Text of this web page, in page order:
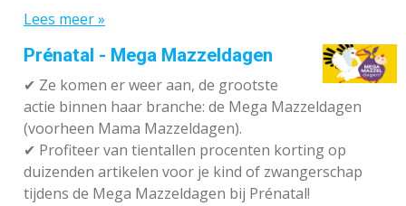
Lees meer »
Prénatal - Mega Mazzeldagen
✔ Ze komen er weer aan, de grootste
actie binnen haar branche: de Mega Mazzeldagen
(voorheen Mama Mazzeldagen).
✔ Profiteer van tientallen procenten korting op
duizenden artikelen voor je kind of zwangerschap
tijdens de Mega Mazzeldagen bij Prénatal!